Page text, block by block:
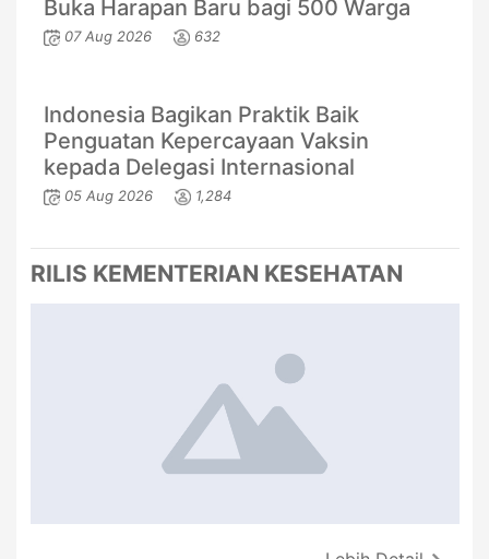
Buka Harapan Baru bagi 500 Warga
07 Aug 2026 632
Indonesia Bagikan Praktik Baik
Penguatan Kepercayaan Vaksin
kepada Delegasi Internasional
05 Aug 2026 1,284
RILIS KEMENTERIAN KESEHATAN